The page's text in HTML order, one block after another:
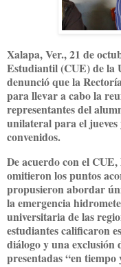
Xalapa, Ver., 21 de
Estudiantil (CUE) de la
denunció que la
para llevar a cabo la
representantes del
unilateral para el
convenidos.
De acuerdo con el
omitieron los puntos
propusieron abordar
la emergencia
universitaria de las
estudiantes calificaron
diálogo y una exclusión
presentadas “en